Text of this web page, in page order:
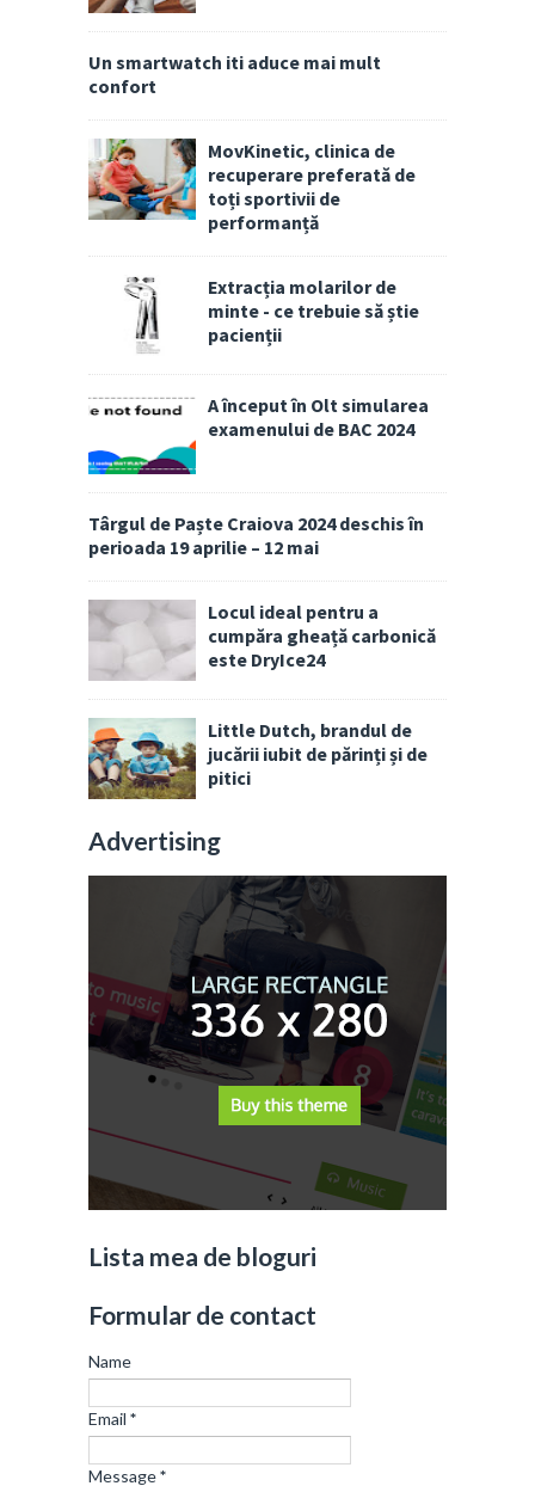
Un smartwatch iti aduce mai mult
confort
MovKinetic, clinica de
recuperare preferată de
toți sportivii de
performanță
Extracția molarilor de
minte - ce trebuie să știe
pacienții
A început în Olt simularea
examenului de BAC 2024
Târgul de Paște Craiova 2024 deschis în
perioada 19 aprilie – 12 mai
Locul ideal pentru a
cumpăra gheață carbonică
este DryIce24
Little Dutch, brandul de
jucării iubit de părinți și de
pitici
Advertising
Lista mea de bloguri
Formular de contact
Name
Email *
Message*